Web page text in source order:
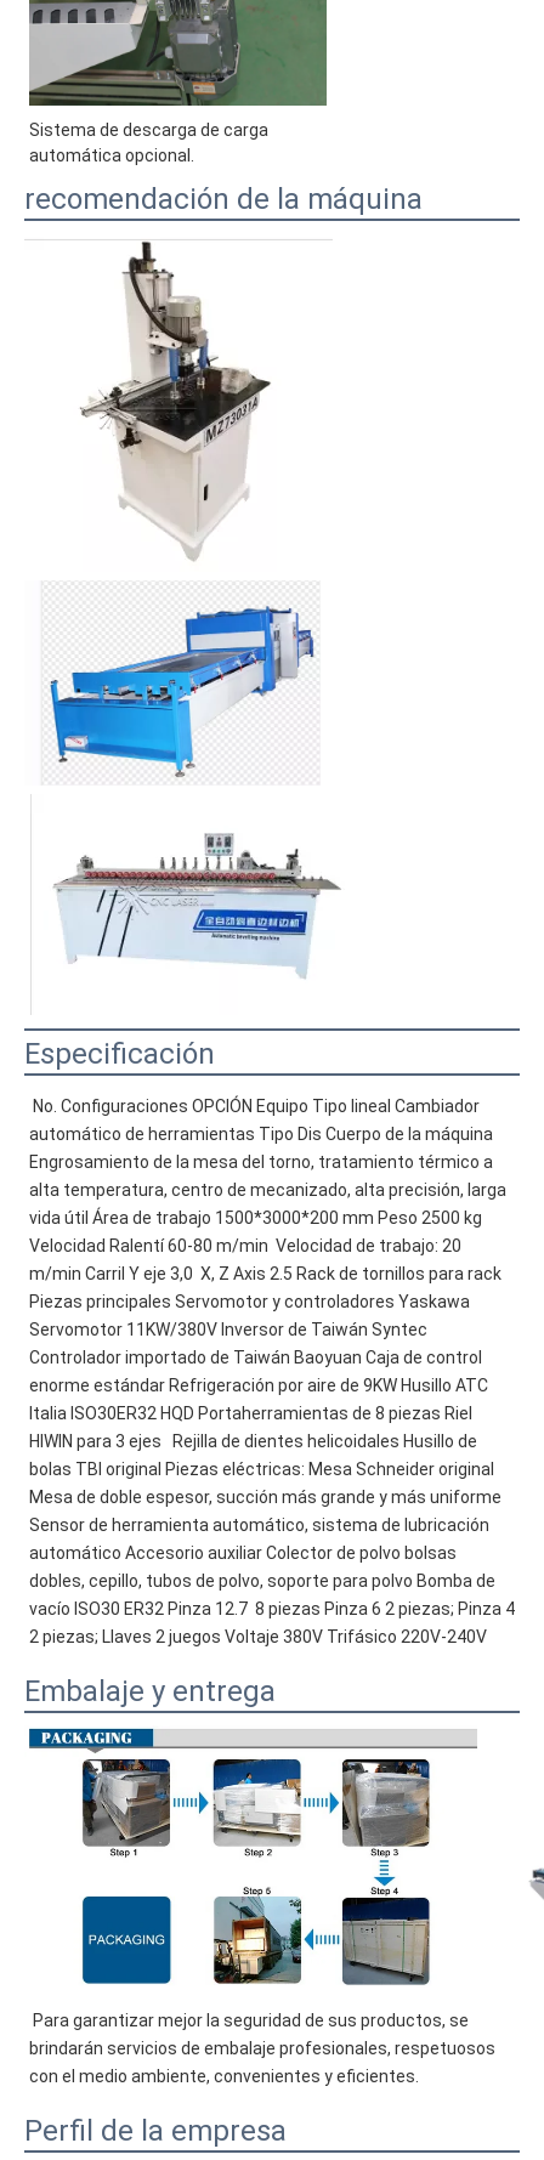
Sistema de descarga de carga
automática opcional.
recomendación de la máquina
Especificación
No. Configuraciones OPCIÓN Equipo Tipo lineal Cambiador
automático de herramientas Tipo Dis Cuerpo de la máquina
Engrosamiento de la mesa del torno, tratamiento térmico a
alta temperatura, centro de mecanizado, alta precisión, larga
vida útil Área de trabajo 1500*3000*200 mm Peso 2500 kg
Velocidad Ralentí 60-80 m/min  Velocidad de trabajo: 20
m/min Carril Y eje 3,0  X, Z Axis 2.5 Rack de tornillos para rack
Piezas principales Servomotor y controladores Yaskawa
Servomotor 11KW/380V Inversor de Taiwán Syntec
Controlador importado de Taiwán Baoyuan Caja de control
enorme estándar Refrigeración por aire de 9KW Husillo ATC
Italia ISO30ER32 HQD Portaherramientas de 8 piezas Riel
HIWIN para 3 ejes   Rejilla de dientes helicoidales Husillo de
bolas TBI original Piezas eléctricas: Mesa Schneider original
Mesa de doble espesor, succión más grande y más uniforme
Sensor de herramienta automático, sistema de lubricación
automático Accesorio auxiliar Colector de polvo bolsas
dobles, cepillo, tubos de polvo, soporte para polvo Bomba de
vacío ISO30 ER32 Pinza 12.7  8 piezas Pinza 6 2 piezas; Pinza 4
2 piezas; Llaves 2 juegos Voltaje 380V Trifásico 220V-240V
Embalaje y entrega
brindarán servicios de embalaje profesionales, respetuosos
con el medio ambiente, convenientes y eficientes.
Perfil de la empresa